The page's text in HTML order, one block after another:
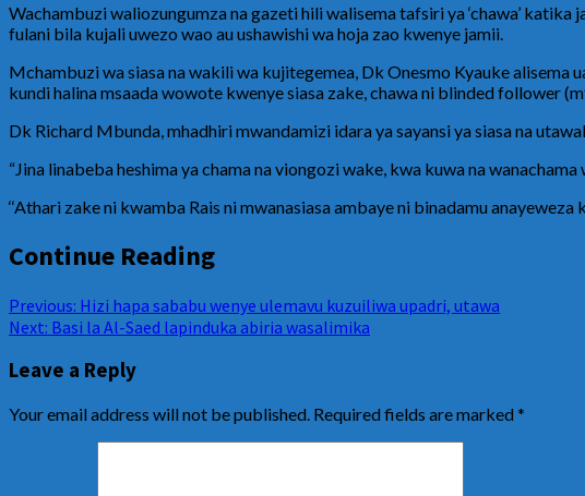
Wachambuzi waliozungumza na gazeti hili walisema tafsiri ya ‘chawa’
fulani bila kujali uwezo wao au ushawishi wa hoja zao kwenye jamii.
Mchambuzi wa siasa na wakili wa kujitegemea, Dk Onesmo Kyauke alisema
kundi halina msaada wowote kwenye siasa zake, chawa ni blinded follower
Dk Richard Mbunda, mhadhiri mwandamizi idara ya sayansi ya siasa na
“Jina linabeba heshima ya chama na viongozi wake, kwa kuwa na
‘‘Athari zake ni kwamba Rais ni mwanasiasa ambaye ni binadamu
Continue Reading
Previous: Hizi hapa sababu wenye ulemavu kuzuiliwa upadri, utawa
Next: Basi la Al-Saed lapinduka abiria wasalimika
Leave a Reply
Your email address will not be published. Required fields are marked*